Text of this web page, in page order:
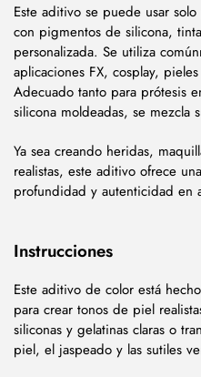
Este aditivo se puede usar
con pigmentos de silicona,
personalizada. Se utiliza
aplicaciones FX, cosplay,
Adecuado tanto para prótesis
silicona moldeadas, se mezcla
Ya sea creando heridas,
realistas, este aditivo ofrece
profundidad y autenticidad en
Instrucciones
Este aditivo de color está
para crear tonos de piel
siliconas y gelatinas claras o
piel, el jaspeado y las sutiles